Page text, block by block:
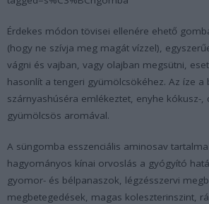
Érdekes módon tövisei ellenére ehető
(hogy ne szívja meg magát vízzel),
vágni és vajban, vagy olajban megsütni,
hasonlít a tengeri gyümölcsökéhez. Az íze a
szárnyashúséra emlékeztet, enyhe kókusz-,
gyümölcsös aromával.
A süngomba esszenciális aminosav
hagyományos kínai orvoslás a gyógyító
gyomor- és bélpanaszok, légzésszervi
megbetegedések, magas koleszterinszint,